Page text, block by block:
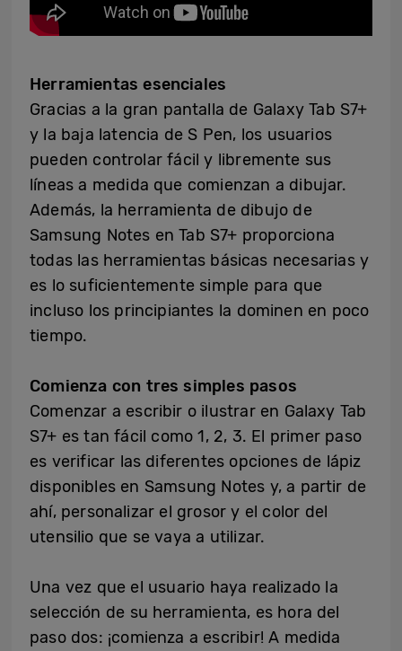
Herramientas esenciales
Gracias a la gran pantalla de Galaxy Tab S7+
y la baja latencia de S Pen, los usuarios
pueden controlar fácil y libremente sus
líneas a medida que comienzan a dibujar.
Además, la herramienta de dibujo de
Samsung Notes en Tab S7+ proporciona
todas las herramientas básicas necesarias y
es lo suficientemente simple para que
incluso los principiantes la dominen en poco
tiempo.
Comienza con tres simples pasos
Comenzar a escribir o ilustrar en Galaxy Tab
S7+ es tan fácil como 1, 2, 3. El primer paso
es verificar las diferentes opciones de lápiz
disponibles en Samsung Notes y, a partir de
ahí, personalizar el grosor y el color del
utensilio que se vaya a utilizar.
Una vez que el usuario haya realizado la
selección de su herramienta, es hora del
paso dos: ¡comienza a escribir! A medida